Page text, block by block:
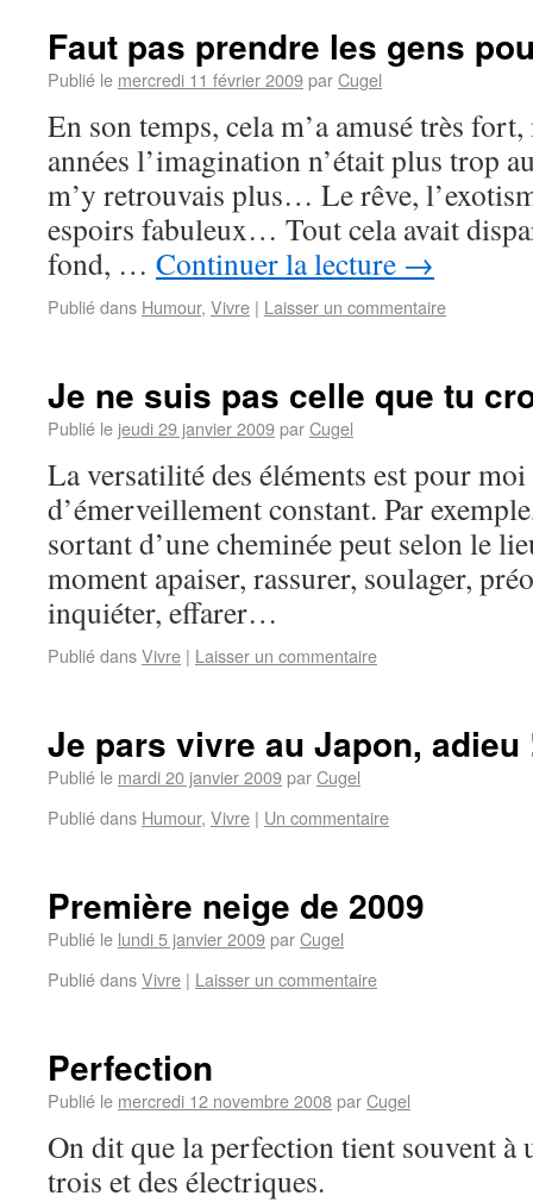
Faut pas prendre les gens
Publié le mercredi 11 février 2009parCugel
En son temps, cela m’a amusé très
années l’imagination n’était plus trop
m’y retrouvais plus… Le rêve,
espoirs fabuleux… Tout cela avait
fond, … Continuer la lecture →
Publié dans Humour, Vivre | Laisser un commentaire
Je ne suis pas celle que tu
Publié le jeudi 29 janvier 2009parCugel
La versatilité des éléments est pour
d’émerveillement constant. Par
sortant d’une cheminée peut selon le
moment apaiser, rassurer, soulager,
inquiéter, effarer…
Publié dansVivre | Laisser un commentaire
Je pars vivre au Japon, adieu
Publié le mardi 20 janvier 2009parCugel
Publié dans Humour, Vivre | Un commentaire
Première neige de 2009
Publié le lundi 5 janvier 2009parCugel
Publié dansVivre | Laisser un commentaire
Perfection
Publié le mercredi 12 novembre 2008parCugel
On dit que la perfection tient souvent
trois et des électriques.